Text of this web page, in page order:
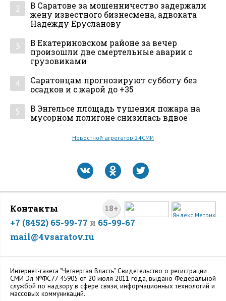
2
В Саратове за мошенничество задержали
жену известного бизнесмена, адвоката
Надежду Ерусланову
3
В Екатериновском районе за вечер
произошли две смертельные аварии с
грузовиками
4
Саратовцам прогнозируют субботу без
осадков и с жарой до +35
5
В Энгельсе площадь тушения пожара на
мусорном полигоне снизилась вдвое
Новостной агрегатор 24СМИ
18+
Контакты
+7 (8452) 65-99-77 и 65-99-67
mail@4vsaratov.ru
Интернет-газета "Четвертая Власть" Cвидетельство о регистрации
СМИ Эл №ФС77-45905 от 20 июля 2011 года, выдано Федеральной
службой по надзору в сфере связи, информационных технологий и
массовых коммуникаций.